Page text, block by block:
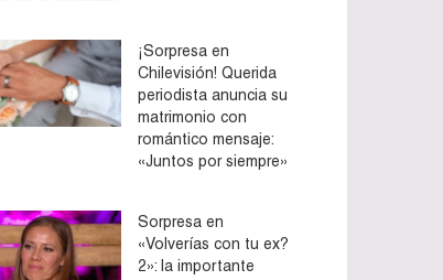
¡Sorpresa en
Chilevisión! Querida
periodista anuncia su
matrimonio con
romántico mensaje:
«Juntos por siempre»
Sorpresa en
«Volverías con tu ex?
2»: la importante